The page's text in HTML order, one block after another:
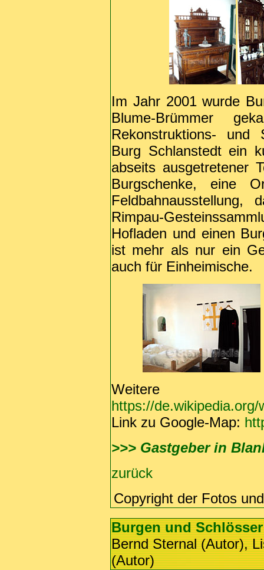
Im Jahr 2001 wurde
Blume-Brümmer
Rekonstruktions- und
Burg Schlanstedt ein
abseits ausgetretener
Burgschenke, eine
Feldbahnausstellung,
Rimpau-
Hofladen und einen
ist mehr als nur ein
auch für Einheimische.
Weitere
https://de.wikipedia.org/
Link zu Google-Map:
>>> Gastgeber in
zurück
Copyright der Fotos
Burgen und
Bernd Sternal (Autor),
(Autor)